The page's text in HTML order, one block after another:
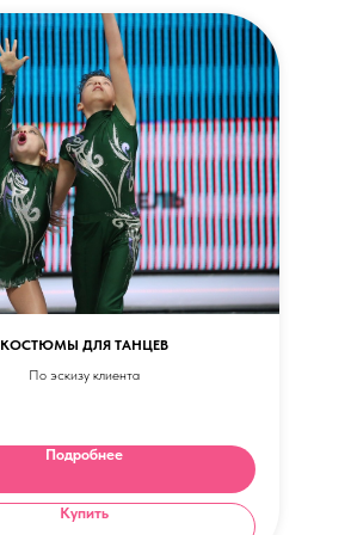
КОСТЮМЫ ДЛЯ ТАНЦЕВ
По эскизу клиента
Подробнее
Купить